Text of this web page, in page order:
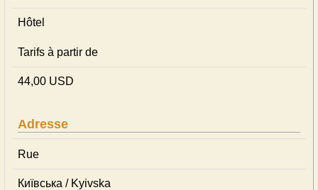
Hôtel
Tarifs à partir de
44,00 USD
Adresse
Rue
Київська / Kyivska